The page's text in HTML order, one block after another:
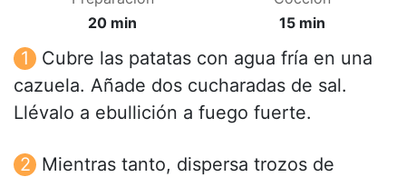
20 min
15 min
Cubre las patatas con agua fría en una
cazuela. Añade dos cucharadas de sal.
Llévalo a ebullición a fuego fuerte.
Mientras tanto, dispersa trozos de